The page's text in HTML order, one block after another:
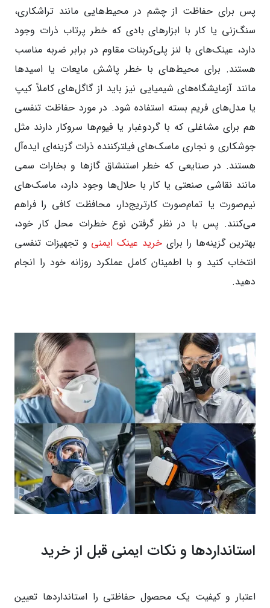
پس برای حفاظت از چشم در محیط‌هایی مانند تراشکاری،
سنگ‌زنی یا کار با ابزارهای بادی که خطر پرتاب ذرات وجود
دارد، عینک‌های با لنز پلی‌کربنات مقاوم در برابر ضربه مناسب
هستند. برای محیط‌های با خطر پاشش مایعات یا اسیدها
مانند آزمایشگاه‌های شیمیایی نیز باید از گاگل‌های کاملاً کیپ
یا مدل‌های فریم بسته استفاده شود. در مورد حفاظت تنفسی
هم برای مشاغلی که با گردوغبار یا فیوم‌ها سروکار دارند مثل
جوشکاری و نجاری ماسک‌های فیلترکننده ذرات گزینه‌ای ایده‌آل
هستند. در صنایعی که خطر استنشاق گازها و بخارات سمی
مانند نقاشی صنعتی یا کار با حلال‌ها وجود دارد، ماسک‌های
نیم‌صورت یا تمام‌صورت کارتریج‌دار، محافظت کافی را فراهم
می‌کنند. پس با در نظر گرفتن نوع خطرات محل کار خود،
بهترین گزینه‌ها را برایخرید عینک ایمنی و تجهیزات تنفسی
انتخاب کنید و با اطمینان کامل عملکرد روزانه خود را انجام
دهید.
استانداردها و نکات ایمنی قبل از خرید
اعتبار و کیفیت یک محصول حفاظتی را استانداردها تعیین